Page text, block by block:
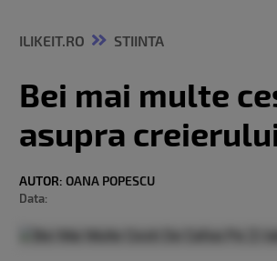
ILIKEIT.RO STIINTA
Bei mai multe
asupra
AUTOR: OANA POPESCU
Data: